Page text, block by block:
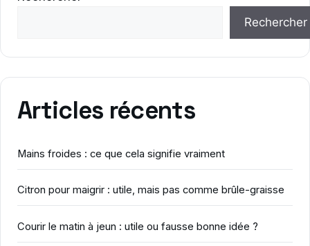
Rechercher
Articles récents
Mains froides : ce que cela signifie vraiment
Citron pour maigrir : utile, mais pas comme brûle-graisse
Courir le matin à jeun : utile ou fausse bonne idée ?